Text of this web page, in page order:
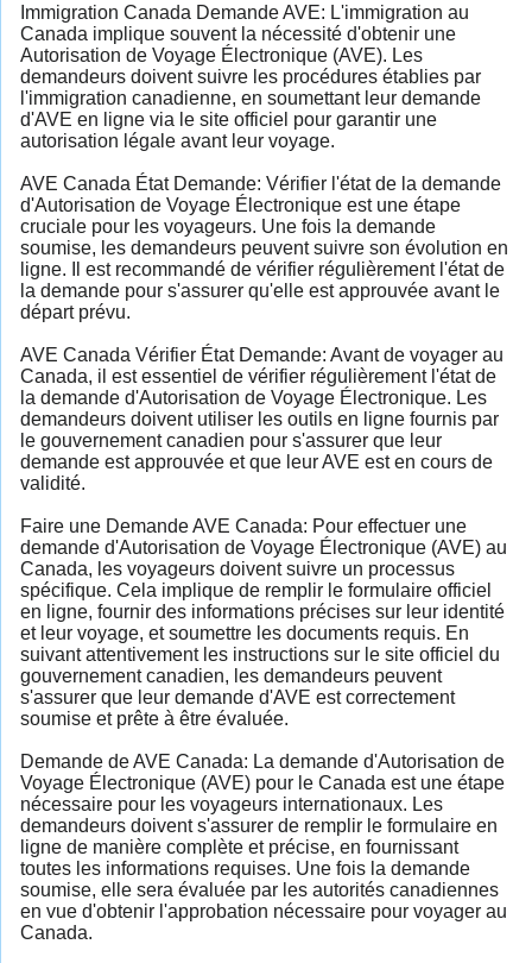
Immigration Canada Demande AVE: L'immigration au
Canada implique souvent la nécessité d'obtenir une
Autorisation de Voyage Électronique (AVE). Les
demandeurs doivent suivre les procédures établies par
l'immigration canadienne, en soumettant leur demande
d'AVE en ligne via le site officiel pour garantir une
autorisation légale avant leur voyage.
AVE Canada État Demande: Vérifier l'état de la demande
d'Autorisation de Voyage Électronique est une étape
cruciale pour les voyageurs. Une fois la demande
soumise, les demandeurs peuvent suivre son évolution en
ligne. Il est recommandé de vérifier régulièrement l'état de
la demande pour s'assurer qu'elle est approuvée avant le
départ prévu.
AVE Canada Vérifier État Demande: Avant de voyager au
Canada, il est essentiel de vérifier régulièrement l'état de
la demande d'Autorisation de Voyage Électronique. Les
demandeurs doivent utiliser les outils en ligne fournis par
le gouvernement canadien pour s'assurer que leur
demande est approuvée et que leur AVE est en cours de
validité.
Faire une Demande AVE Canada: Pour effectuer une
demande d'Autorisation de Voyage Électronique (AVE) au
Canada, les voyageurs doivent suivre un processus
spécifique. Cela implique de remplir le formulaire officiel
en ligne, fournir des informations précises sur leur identité
et leur voyage, et soumettre les documents requis. En
suivant attentivement les instructions sur le site officiel du
gouvernement canadien, les demandeurs peuvent
s'assurer que leur demande d'AVE est correctement
soumise et prête à être évaluée.
Demande de AVE Canada: La demande d'Autorisation de
Voyage Électronique (AVE) pour le Canada est une étape
nécessaire pour les voyageurs internationaux. Les
demandeurs doivent s'assurer de remplir le formulaire en
ligne de manière complète et précise, en fournissant
toutes les informations requises. Une fois la demande
soumise, elle sera évaluée par les autorités canadiennes
en vue d'obtenir l'approbation nécessaire pour voyager au
Canada.